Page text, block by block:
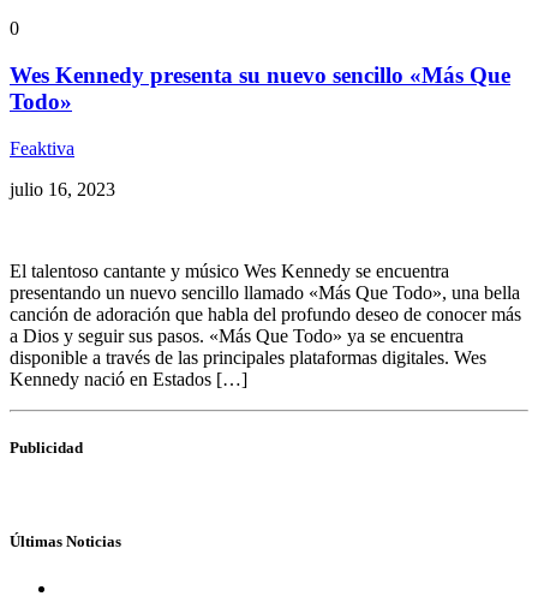
0
Wes Kennedy presenta su nuevo sencillo «Más Que
Todo»
Feaktiva
julio 16, 2023
El talentoso cantante y músico Wes Kennedy se encuentra
presentando un nuevo sencillo llamado «Más Que Todo», una bella
canción de adoración que habla del profundo deseo de conocer más
a Dios y seguir sus pasos. «Más Que Todo» ya se encuentra
disponible a través de las principales plataformas digitales. Wes
Kennedy nació en Estados […]
Publicidad
Últimas Noticias